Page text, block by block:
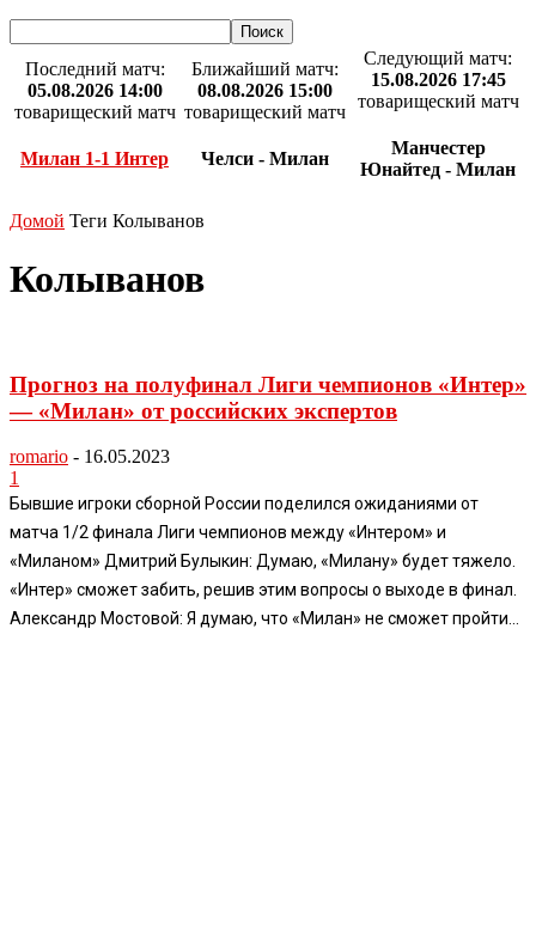
Последний матч:
05.08.2026 14:00
товарищеский матч
Милан 1-1 Интер
Ближайший матч:
08.08.2026 15:00
товарищеский матч
Челси - Милан
Следующий матч:
15.08.2026 17:45
товарищеский матч
Манчестер
Юнайтед - Милан
Домой Теги Колыванов
Колыванов
Прогноз на полуфинал Лиги чемпионов «Интер»
— «Милан» от российских экспертов
romario - 16.05.2023
1
Бывшие игроки сборной России поделился ожиданиями от
матча 1/2 финала Лиги чемпионов между «Интером» и
«Миланом» Дмитрий Булыкин: Думаю, «Милану» будет тяжело.
«Интер» сможет забить, решив этим вопросы о выходе в финал.
Александр Мостовой: Я думаю, что «Милан» не сможет пройти...